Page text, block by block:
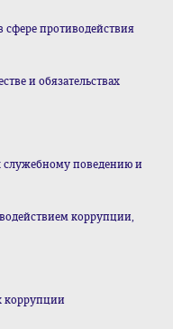
противодействия
и обязательствах
поведению и
коррупции,
коррупции